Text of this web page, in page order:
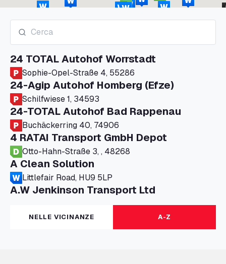
24 TOTAL Autohof Worrstadt
Sophie-Opel-Straße 4, 55286
24-Agip Autohof Homberg (Efze)
Schilfwiese 1, 34593
24-TOTAL Autohof Bad Rappenau
Buchäckerring 40, 74906
4 RATAI Transport GmbH Depot
Otto-Hahn-Straße 3, , 48268
A Clean Solution
Littlefair Road, HU9 5LP
A.W Jenkinson Transport Ltd
Progress House, ME11 5GA
A+G Nettetal - Depot Parking
Am Panneschopp 7, 41334
NELLE VICINANZE A-Z